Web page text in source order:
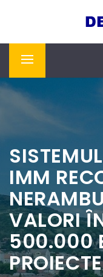
DEVA
Primary
IMM
VALORI
500.000